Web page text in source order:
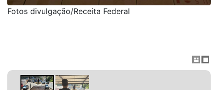
Fotos divulgação/Receita Federal